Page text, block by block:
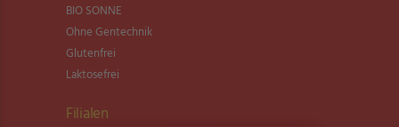
BIO SONNE
Ohne Gentechnik
Glutenfrei
Laktosefrei
Filialen